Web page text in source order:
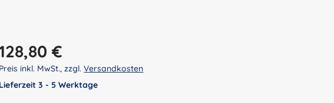
Preis:
€
Preis inkl. MwSt., zzgl.Versandkosten
Lieferzeit 3 - 5 Werktage